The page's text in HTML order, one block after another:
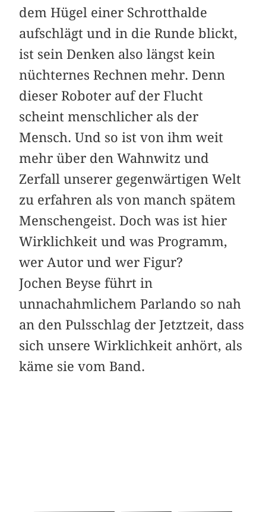
dem Hügel einer Schrotthalde
aufschlägt und in die Runde blickt,
ist sein Denken also längst kein
nüchternes Rechnen mehr. Denn
dieser Roboter auf der Flucht
scheint menschlicher als der
Mensch. Und so ist von ihm weit
mehr über den Wahnwitz und
Zerfall unserer gegenwärtigen Welt
zu erfahren als von manch spätem
Menschengeist. Doch was ist hier
Wirklichkeit und was Programm,
wer Autor und wer Figur?
Jochen Beyse führt in
unnachahmlichem Parlando so nah
an den Pulsschlag der Jetztzeit, dass
sich unsere Wirklichkeit anhört, als
käme sie vom Band.